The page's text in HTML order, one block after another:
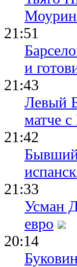
21:51
и
21:43
Левый
матче
21:42
Бывший
21:33
Усман
евро
20:14